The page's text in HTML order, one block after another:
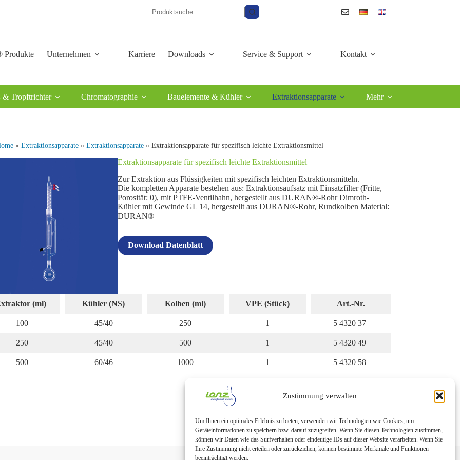
Zustimmung verwalten
Um Ihnen ein optimales Erlebnis zu bieten, verwenden wir Technologien wie Cookies, um
Geräteinformationen zu speichern bzw. darauf zuzugreifen. Wenn Sie diesen Technologien zustimmen,
können wir Daten wie das Surfverhalten oder eindeutige IDs auf dieser Website verarbeiten. Wenn Sie
Ihre Zustimmung nicht erteilen oder zurückziehen, können bestimmte Merkmale und Funktionen
beeinträchtigt werden.
Produkte Unternehmen Karriere Downloads Service & Support Kontakt
& Tropftrichter Chromatographie Bauelemente & Kühler Extraktionsapparate Mehr
»Extraktionsapparate »Extraktionsapparate » Extraktionsapparate für spezifisch leichte Extraktionsmittel
Extraktionsapparate für spezifisch leichte Extraktionsmittel
Zur Extraktion aus Flüssigkeiten mit spezifisch leichten Extraktionsmitteln.
Die kompletten Apparate bestehen aus: Extraktionsaufsatz mit Einsatzfilter (Fritte,
Porosität: 0), mit PTFE-Ventilhahn, hergestellt aus DURAN®-Rohr Dimroth-
Kühler mit Gewinde GL 14, hergestellt aus DURAN®-Rohr, Rundkolben Material:
DURAN®
Download Datenblatt
(ml) Kühler (NS) Kolben (ml) VPE (Stück) Art.-Nr.
100 45/40 250 1 5 4320 37
250 45/40 500 1 5 4320 49
500 60/46 1000 1 5 4320 58